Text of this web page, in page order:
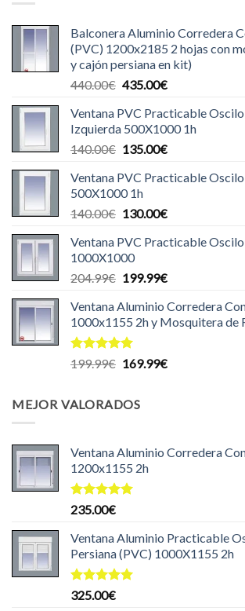
Balconera Aluminio Corredera
(PVC) 1200x2185 2 hojas con
y cajón persiana en kit)
440.00€ El
original
era:
440.00€.
435.00€El
actual
es:
435.00€.
Ventana PVC Practicable
Izquierda 500X1000 1h
140.00€ El
original
era:
140.00€.
135.00€El
actual
135.00€.
Ventana PVC Practicable
500X1000 1h
140.00€ El
original
era:
140.00€.
130.00€El
actual
130.00€.
Ventana PVC Practicable
1000X1000
204.99€ El
original
era:
204.99€.
199.99€El
actual
es:
Ventana Aluminio Corredera
1000x1155 2h y Mosquitera de
Valorado
199.99€ El
era:
169.99€El
MEJOR VALORADOS
Ventana Aluminio Corredera
1200x1155 2h
Valorado
de 5
235.00€
Ventana Aluminio Practicable
Persiana (PVC) 1000X1155 2h
Valorado
325.00€